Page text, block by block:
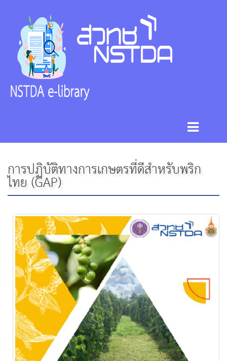
การปฏิบัติทางการเกษตรที่ดีสำหรับพริก
ไทย (GAP)